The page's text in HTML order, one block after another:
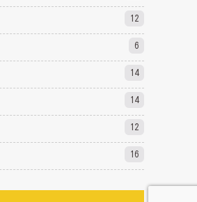
12
6
14
14
12
16